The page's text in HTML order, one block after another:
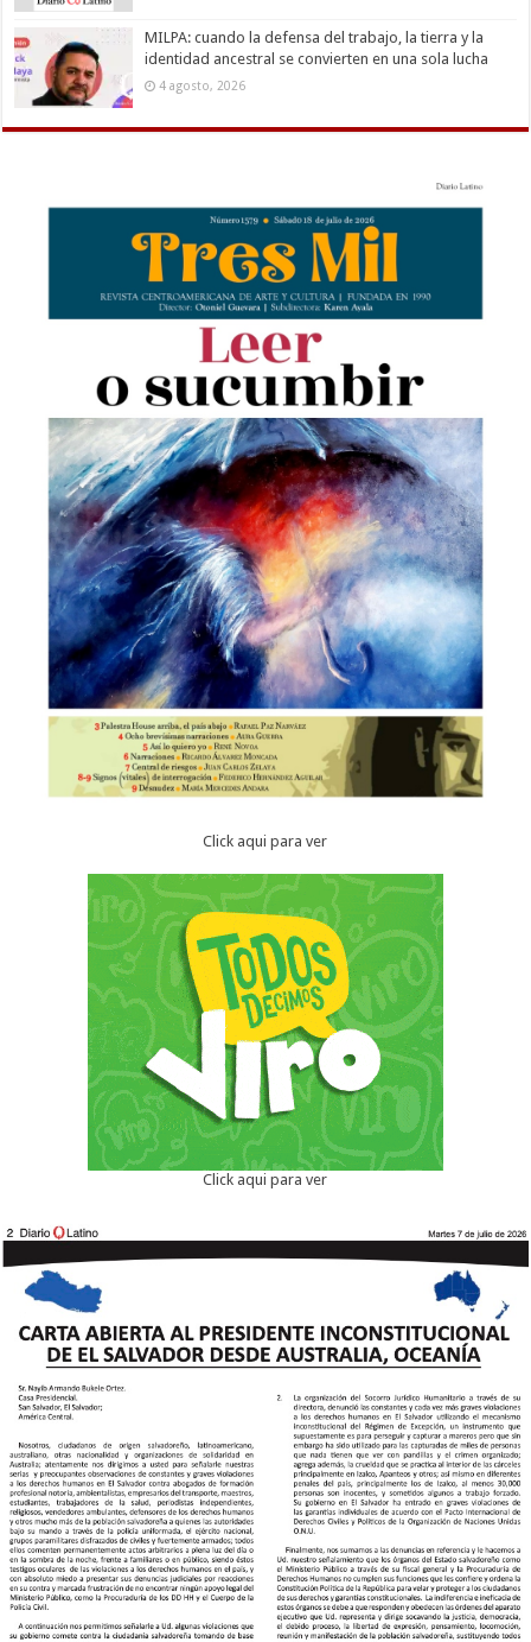
MILPA: cuando la defensa del trabajo, la tierra y la
identidad ancestral se convierten en una sola lucha
4 agosto, 2026
Click aqui para ver
Click aqui para ver